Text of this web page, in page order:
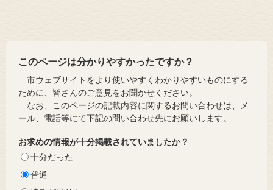
このページは分かりやすかったですか？
市ウェブサイトをより使いやすくわかりやすいものにする
ために、皆さんのご意見をお聞かせください。
なお、このページの記載内容に関するお問い合わせは、メ
ール、電話等にて下記の問い合わせ先にお願いします。
お求めの情報が十分掲載されていましたか？
十分だった
普通